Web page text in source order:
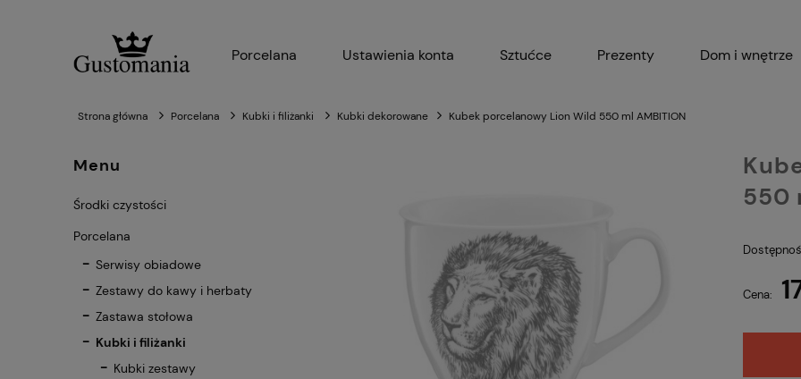
Porcelana Ustawienia konta Sztućce Prezenty Dom i wnętrze
Strona główna Porcelana Kubki i filiżanki Kubki dekorowane Kubek porcelanowy Lion Wild 550 ml AMBITION
Menu
Środki czystości
Porcelana
Serwisy obiadowe
Zestawy do kawy i herbaty
Zastawa stołowa
Kubki i filiżanki
Kubki zestawy
550
Cena: